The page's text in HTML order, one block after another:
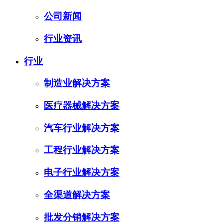
公司新闻
行业资讯
行业
制造业解决方案
医疗器械解决方案
汽车行业解决方案
工程行业解决方案
电子行业解决方案
全渠道解决方案
批发分销解决方案